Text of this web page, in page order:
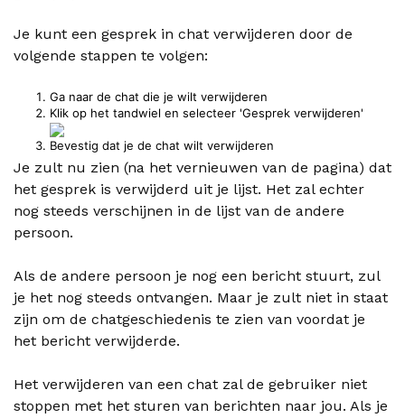
Je kunt een gesprek in chat verwijderen door de
volgende stappen te volgen:
Ga naar de chat die je wilt verwijderen
Klik op het tandwiel en selecteer 'Gesprek verwijderen'
Bevestig dat je de chat wilt verwijderen
Je zult nu zien (na het vernieuwen van de pagina) dat
het gesprek is verwijderd uit je lijst. Het zal echter
nog steeds verschijnen in de lijst van de andere
persoon.
Als de andere persoon je nog een bericht stuurt, zul
je het nog steeds ontvangen. Maar je zult niet in staat
zijn om de chatgeschiedenis te zien van voordat je
het bericht verwijderde.
Het verwijderen van een chat zal de gebruiker niet
stoppen met het sturen van berichten naar jou. Als je